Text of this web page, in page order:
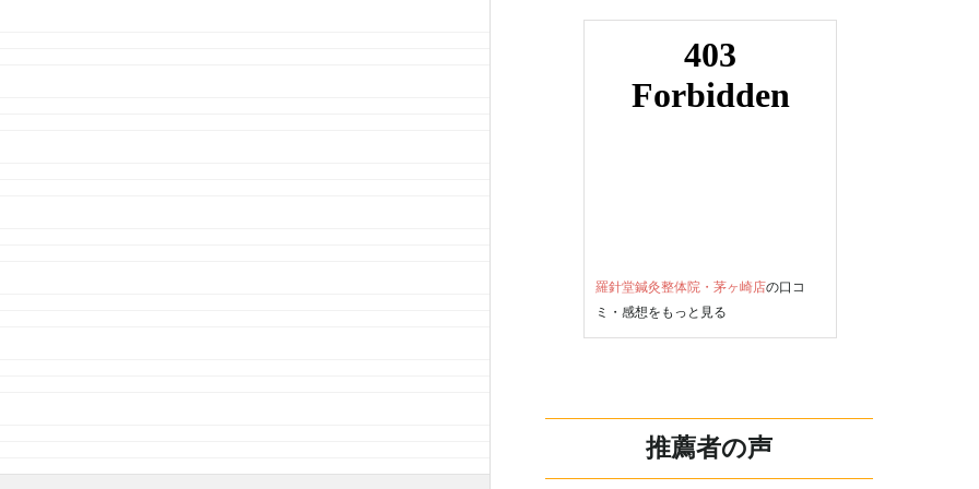
羅針堂鍼灸整体院・茅ヶ崎店の口コ
ミ・感想をもっと見る
推薦者の声